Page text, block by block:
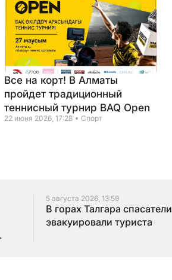
Все на корт! В Алматы
пройдет традиционный
теннисный турнир BAQ Open
22 июня 2026, 17:28 Спорт
5 августа 2026, 13:59
В горах Талгара спасатели
эвакуировали туриста